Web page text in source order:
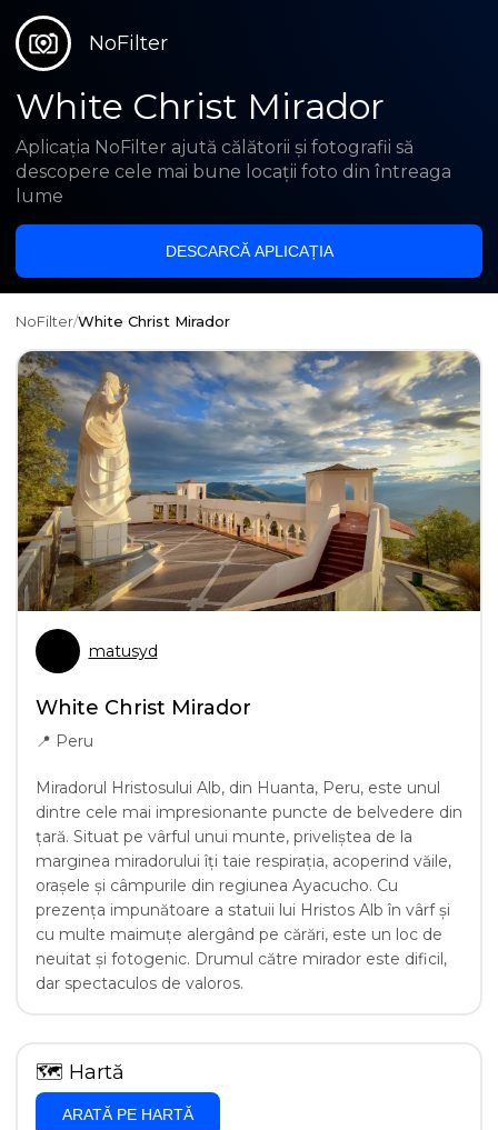
NoFilter
White Christ Mirador
Aplicația NoFilter ajută călătorii și fotografii să
descopere cele mai bune locații foto din întreaga
lume
DESCARCĂ APLICAȚIA
NoFilter/White Christ Mirador
matusyd
White Christ Mirador
📍 Peru
Miradorul Hristosului Alb, din Huanta, Peru, este unul
dintre cele mai impresionante puncte de belvedere din
țară. Situat pe vârful unui munte, priveliștea de la
marginea miradorului îți taie respirația, acoperind văile,
orașele și câmpurile din regiunea Ayacucho. Cu
prezența impunătoare a statuii lui Hristos Alb în vârf și
cu multe maimuțe alergând pe cărări, este un loc de
neuitat și fotogenic. Drumul către mirador este dificil,
dar spectaculos de valoros.
🗺 Hartă
ARATĂ PE HARTĂ